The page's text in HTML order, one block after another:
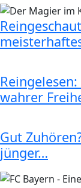
wahrer
Gut
jünger…